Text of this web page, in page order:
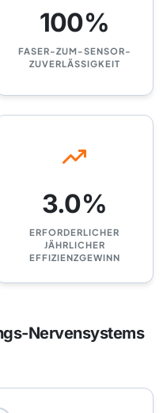
100%
FASER-ZUM-SENSOR-
ZUVERLÄSSIGKEIT
3.0%
ERFORDERLICHER
JÄHRLICHER
EFFIZIENZGEWINN
Nervensystems